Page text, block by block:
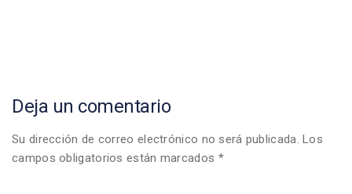
Deja un comentario
Su dirección de correo electrónico no será publicada. Los
campos obligatorios están marcados *